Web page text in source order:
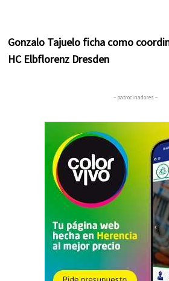
Gonzalo Tajuelo ficha como
HC Elbflorenz Dresden
– patrocinadores –